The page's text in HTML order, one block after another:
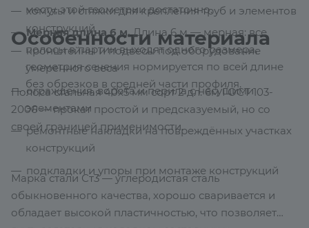
месту, этой геометрии достаточно.
Мерная длина 6 м.Длина 6 м — мерная: все
полосы в партии выходят одного размера,
геометрия сечения нормируется по всей длине
без обрезков в средней части профиля.
хомуты и стяжки для крепления труб и элементов
конструкций
кронштейны и подвесы под оборудование
умеренного веса
ограждения, ворота и перила с несущими
элементами
ремонтные накладки на повреждённых участках
конструкций
подкладки и упоры при монтаже конструкций
Особенности материала
Полоса стальная 40х5 мм сорт 2 дл. 6м ГОСТ 103-
2006 — прокат простой и предсказуемый, но со
своей границей применимости.
Марка стали Ст3 — углеродистая сталь
обыкновенного качества, хорошо сваривается и
обладает высокой пластичностью, что позволяет